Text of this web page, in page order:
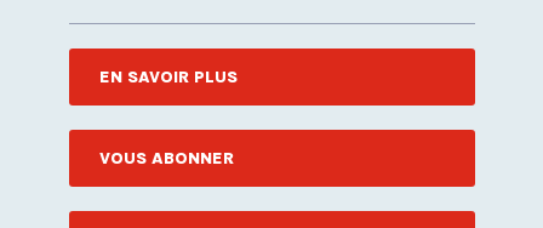
EN SAVOIR PLUS
VOUS ABONNER